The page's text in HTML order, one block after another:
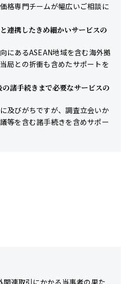
格専門チームが幅広いご相談に
連携したきめ細かいサービスの
にあるASEAN地域を含む海外拠
局との折衝も含めたサポートを
諸手続きまで必要なサービスの
及びがちですが、調査立会いか
等を含む諸手続きを含めサポー
関連取引にかかる当事者の果た